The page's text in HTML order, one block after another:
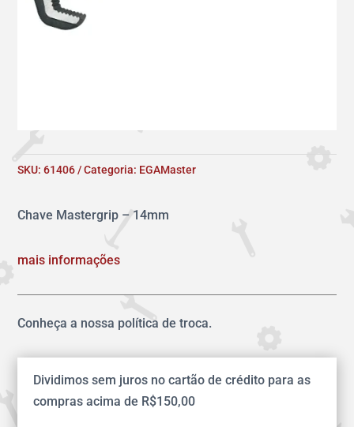
SKU:61406 Categoria: EGAMaster
Chave Mastergrip – 14mm
mais informações
Conheça a nossa política de troca.
Dividimos sem juros no cartão de crédito para as
compras acima de R$150,00